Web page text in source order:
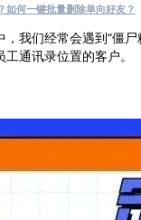
如何一键批量删除单向好友？
，我们经常会遇到“僵
通讯录位置的客户。